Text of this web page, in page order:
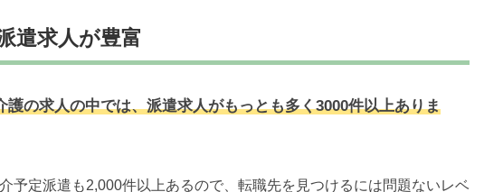
遣求人が豊富
護の求人の中では、派遣求人がもっとも多く3000件以上ありま
予定派遣も2,000件以上あるので、転職先を見つけるには問題ないレベ